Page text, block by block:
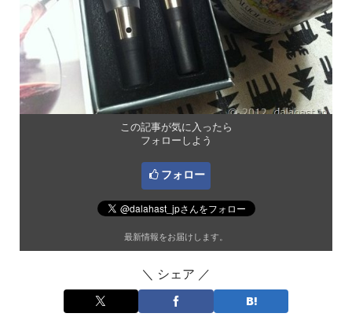
この記事が気に入ったら
フォローしよう
フォロー
最新情報をお届けします。
＼ シェア ／